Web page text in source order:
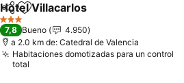
CompartirAñadir a favoritos
Hotel Villacarlos
3 Estrellas
7,8 Bueno
4.950
a 2.0 km de: Catedral de Valencia
Habitaciones domotizadas para un control
total